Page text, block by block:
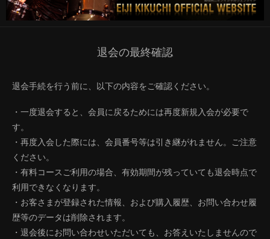
退会の最終確認
退会手続を行う前に、以下の内容をご確認ください。
・一度退会すると、会員に戻るためには再度新規入会が必要で
す。
・再度入会した際には、会員番号等は引き継がれません。ご注意
ください。
・有料コースご利用の場合、有効期間が残っていても退会時点で
利用できなくなります。
・お客さまが登録された情報、および購入履歴、お問い合わせ履
歴等のデータは削除されます。
・退会後にお問い合わせいただいても、お答えいたしませんので